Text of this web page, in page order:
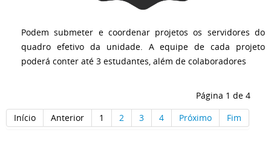
Podem submeter e coordenar projetos os servidores do
quadro efetivo da unidade. A equipe de cada projeto
poderá conter até 3 estudantes, além de colaboradores
Página 1 de 4
Início
Anterior 1 2 3 4 Próximo Fim